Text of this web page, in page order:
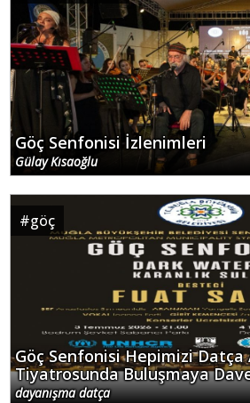
Göç Senfonisi İzlenimleri
Gülay Kısaoğlu
#göç
Göç Senfonisi Hepimizi Datça
Tiyatrosunda Buluşmaya
dayanışma datça